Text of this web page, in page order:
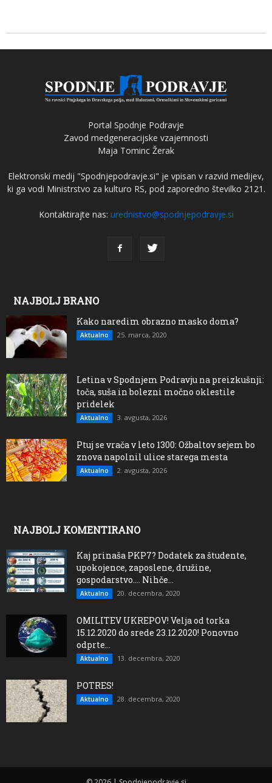
Portal Spodnje Podravje
Zavod medgeneracijske vzajemnosti
Maja Tominc Žerak
Elektronski medij "Spodnjepodravje.si" je vpisan v razvid medijev,
ki ga vodi Ministrstvo za kulturo RS, pod zaporedno številko 2121.
Kontaktirajte nas: urednistvo@spodnjepodravje.si
NAJBOLJ BRANO
Kako naredim obrazno masko doma?
Aktualno 25. marca, 2020
Letina v Spodnjem Podravju na preizkušnji:
toča, suša in bolezni močno oklestile
pridelek
Aktualno 3. avgusta, 2026
Ptuj se vrača v leto 1300: Ožbaltov sejem bo
znova napolnil ulice starega mesta
Aktualno 2. avgusta, 2026
NAJBOLJ KOMENTIRANO
Kaj prinaša PKP7? Dodatek za študente,
upokojence, zaposlene, družine,
gospodarstvo…. Nihče...
Aktualno 20. decembra, 2020
OMILITEV UKREPOV! Velja od torka
15.12.2020 do srede 23.12.2020! Ponovno
odprte...
Aktualno 13. decembra, 2020
POTRES!
Aktualno 28. decembra, 2020